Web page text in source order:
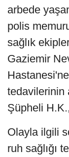
arbede
polis
sağlık
Gaziemir
tedavilerinin
Şüpheli
Olayla ilgili
ruh sağlığı